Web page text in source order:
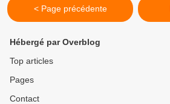
< Page précédente
Hébergé par Overblog
Top articles
Pages
Contact